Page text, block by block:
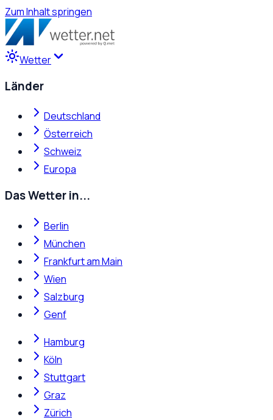
Zum Inhalt springen
Wetter
Länder
Deutschland
Österreich
Schweiz
Europa
Das Wetter in...
Berlin
München
Frankfurt am Main
Wien
Salzburg
Genf
Hamburg
Köln
Stuttgart
Graz
Zürich